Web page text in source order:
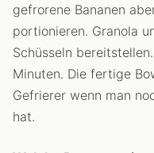
gefrorene Bananen
portionieren. Granola
Schüsseln
Minuten. Die fertige
Gefrierer wenn man
hat.